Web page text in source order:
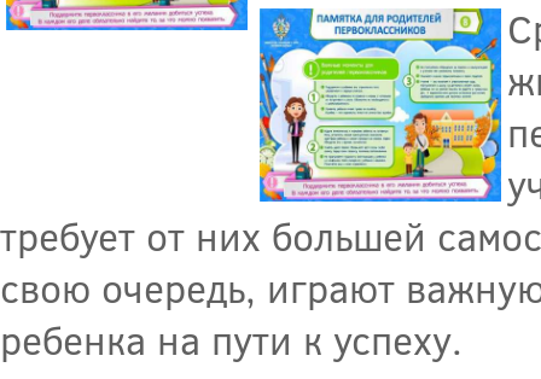
требует от них большей
свою очередь, играют
ребенка на пути к успеху.